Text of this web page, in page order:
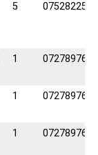
5 0752822534
1 0727897625
1 0727897625
1 0727897625